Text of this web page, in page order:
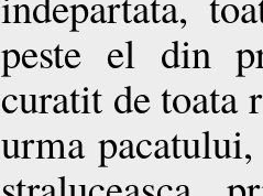
peste el din
curatit de toata
urma